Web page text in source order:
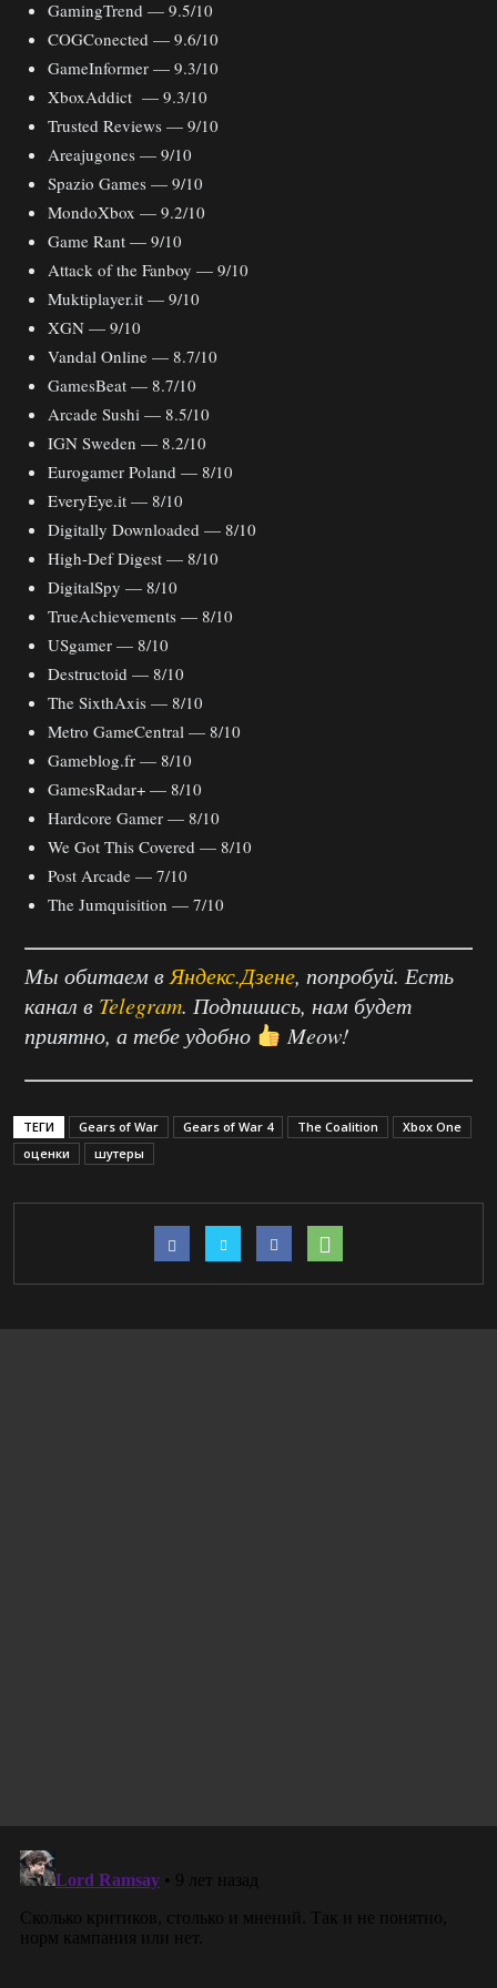
GamingTrend — 9.5/10
COGConected — 9.6/10
GameInformer — 9.3/10
XboxAddict — 9.3/10
Trusted Reviews — 9/10
Areajugones — 9/10
Spazio Games — 9/10
MondoXbox — 9.2/10
Game Rant — 9/10
Attack of the Fanboy — 9/10
Muktiplayer.it — 9/10
XGN — 9/10
Vandal Online — 8.7/10
GamesBeat — 8.7/10
Arcade Sushi — 8.5/10
IGN Sweden — 8.2/10
Eurogamer Poland — 8/10
EveryEye.it — 8/10
Digitally Downloaded — 8/10
High-Def Digest — 8/10
DigitalSpy — 8/10
TrueAchievements — 8/10
USgamer — 8/10
Destructoid — 8/10
The SixthAxis — 8/10
Metro GameCentral — 8/10
Gameblog.fr — 8/10
GamesRadar+ — 8/10
Hardcore Gamer — 8/10
We Got This Covered — 8/10
Post Arcade — 7/10
The Jumquisition — 7/10
Мы обитаем в Яндекс.Дзене, попробуй. Есть
канал в Telegram. Подпишись, нам будет
приятно, а тебе удобно
Meow!
ТЕГИ Gears of War Gears of War 4 The Coalition
Xbox One
оценки
шутеры